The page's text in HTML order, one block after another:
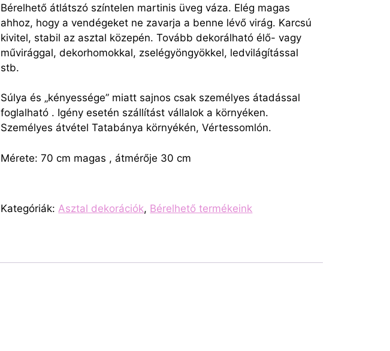
Bérelhető átlátszó színtelen martinis üveg váza. Elég magas
ahhoz, hogy a vendégeket ne zavarja a benne lévő virág. Karcsú
kivitel, stabil az asztal közepén. Tovább dekorálható élő- vagy
művirággal, dekorhomokkal, zselégyöngyökkel, ledvilágítással
stb.
Súlya és „kényessége” miatt sajnos csak személyes átadással
foglalható . Igény esetén szállítást vállalok a környéken.
Személyes átvétel Tatabánya környékén, Vértessomlón.
Mérete: 70 cm magas , átmérője 30 cm
Kategóriák:Asztal dekorációk, Bérelhető termékeink